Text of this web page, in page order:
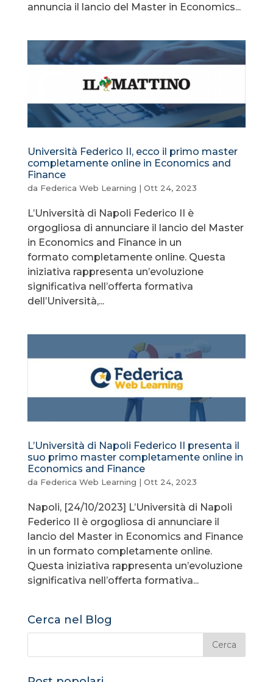
annuncia il lancio del Master in Economics...
Università Federico II, ecco il primo master
completamente online in Economics and
Finance
da Federica Web Learning | Ott 24, 2023
L’Università di Napoli Federico II è
orgogliosa di annunciare il lancio del Master
in Economics and Finance in un
formato completamente online. Questa
iniziativa rappresenta un’evoluzione
significativa nell’offerta formativa
dell’Università,...
L’Università di Napoli Federico II presenta il
suo primo master completamente online in
Economics and Finance
da Federica Web Learning | Ott 24, 2023
Napoli, [24/10/2023] L’Università di Napoli
Federico II è orgogliosa di annunciare il
lancio del Master in Economics and Finance
in un formato completamente online.
Questa iniziativa rappresenta un’evoluzione
significativa nell’offerta formativa...
Cerca nel Blog